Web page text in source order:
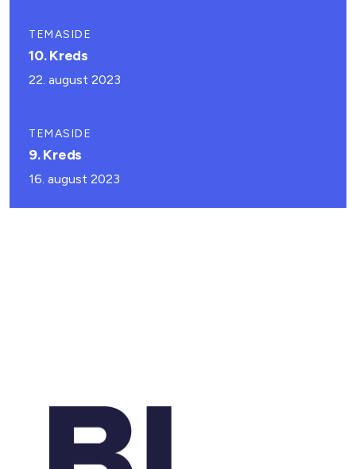
TEMASIDE
10. Kreds
22. august 2023
TEMASIDE
9. Kreds
16. august 2023